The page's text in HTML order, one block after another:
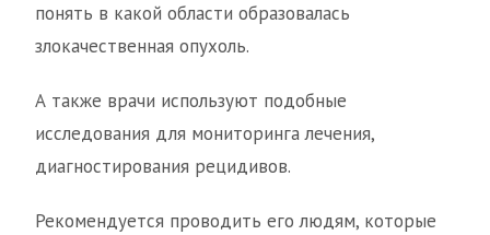
понять в какой области образовалась
злокачественная опухоль.
А также врачи используют подобные
исследования для мониторинга лечения,
диагностирования рецидивов.
Рекомендуется проводить его людям, которые